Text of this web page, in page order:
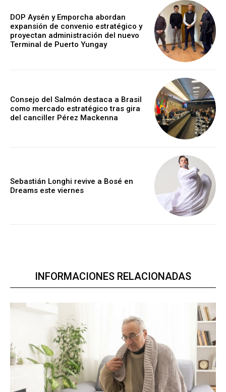
DOP Aysén y Emporcha abordan
expansión de convenio estratégico y
proyectan administración del nuevo
Terminal de Puerto Yungay
Consejo del Salmón destaca a Brasil
como mercado estratégico tras gira
del canciller Pérez Mackenna
Sebastián Longhi revive a Bosé en
Dreams este viernes
INFORMACIONES RELACIONADAS